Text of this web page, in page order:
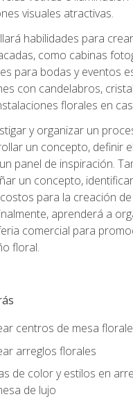
visuales atractivas.
habilidades para
como cabinas
para bodas y eventos
con candelabros,
florales en
y organizar un
un concepto, definir
panel de inspiración.
un concepto,
para la creación
aprenderá a
comercial para
floral.
centros de mesa
arreglos florales
de color y estilos en
de lujo